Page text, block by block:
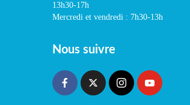
13h30-17h
Mercredi et vendredi : 7h30-13h
Nous suivre